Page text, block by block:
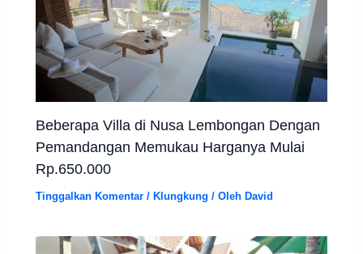
Beberapa Villa di Nusa Lembongan Dengan
Pemandangan Memukau Harganya Mulai
Rp.650.000
Tinggalkan Komentar /Klungkung / OlehDavid